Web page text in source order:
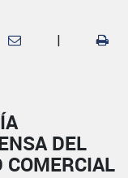
|
DEL
COMERCIAL